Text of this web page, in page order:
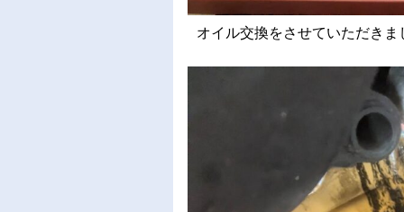
オイル交換をさせていただきま